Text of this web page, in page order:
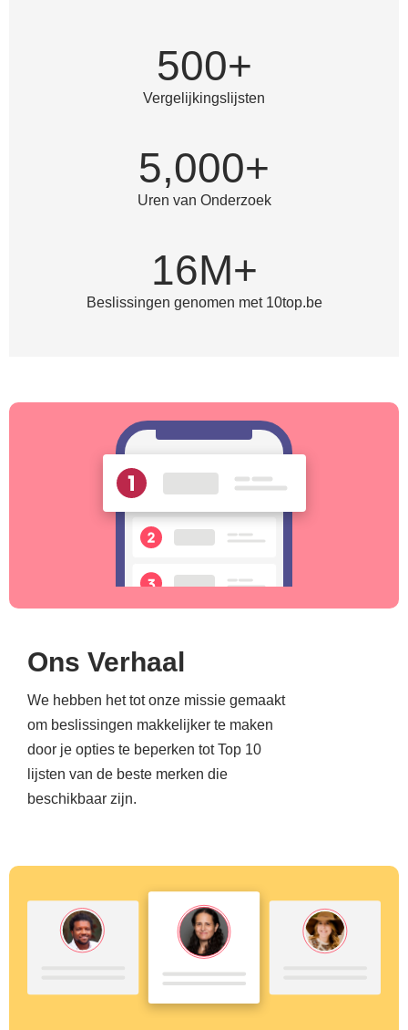
500+
Vergelijkingslijsten
5,000+
Uren van Onderzoek
16M+
Beslissingen genomen met 10top.be
Ons Verhaal
We hebben het tot onze missie gemaakt
om beslissingen makkelijker te maken
door je opties te beperken tot Top 10
lijsten van de beste merken die
beschikbaar zijn.